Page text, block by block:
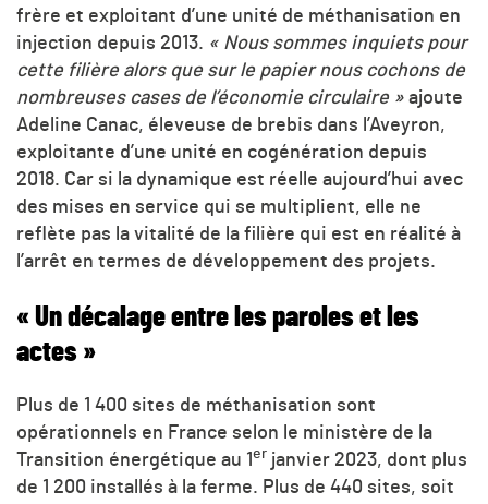
frère et exploitant d’une unité de méthanisation en
injection depuis 2013. « Nous sommes inquiets pour
cette filière alors que sur le papier nous cochons de
nombreuses cases de l’économie circulaire » ajoute
Adeline Canac, éleveuse de brebis dans l’Aveyron,
exploitante d’une unité en cogénération depuis
2018. Car si la dynamique est réelle aujourd’hui avec
des mises en service qui se multiplient, elle ne
reflète pas la vitalité de la filière qui est en réalité à
l’arrêt en termes de développement des projets.
« Un décalage entre les paroles et les
actes »
Plus de 1 400 sites de méthanisation sont
opérationnels en France selon le ministère de la
Transition énergétique au 1er janvier 2023, dont plus
de 1 200 installés à la ferme. Plus de 440 sites, soit